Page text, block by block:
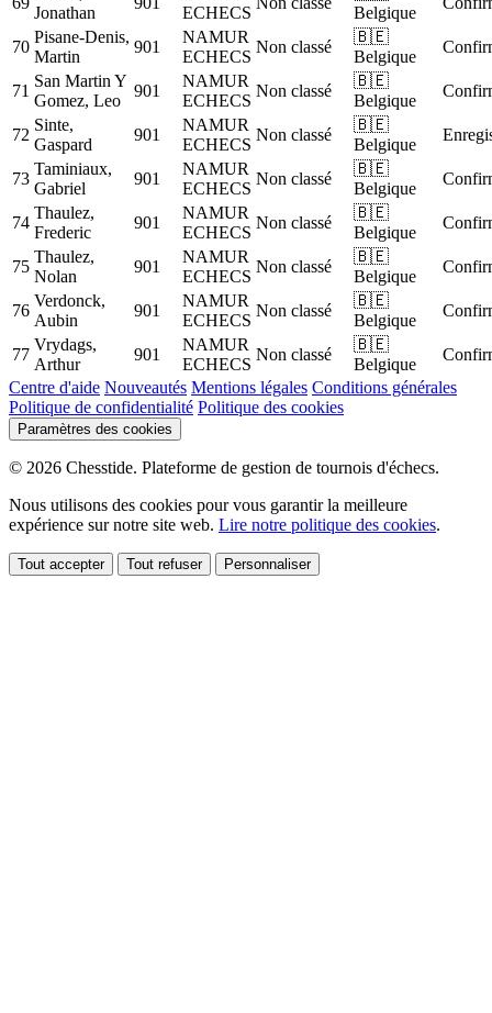
Jonathan
ECHECS
Belgique
70
Pisane-Denis,
Martin
901
NAMUR
ECHECS
Non classé
🇧🇪
Belgique
71
San Martin Y
Gomez, Leo
901
NAMUR
ECHECS
Non classé
🇧🇪
Belgique
72
Sinte,
Gaspard
901
NAMUR
ECHECS
Non classé
🇧🇪
Belgique
73
Taminiaux,
Gabriel
901
NAMUR
ECHECS
Non classé
🇧🇪
Belgique
74
Thaulez,
Frederic
901
NAMUR
ECHECS
Non classé
🇧🇪
Belgique
75
Thaulez,
Nolan
901
NAMUR
ECHECS
Non classé
🇧🇪
Belgique
76
Verdonck,
Aubin
901
NAMUR
ECHECS
Non classé
🇧🇪
Belgique
77
Vrydags,
Arthur
901
NAMUR
ECHECS
Non classé
🇧🇪
Belgique
Centre d'aide Nouveautés Mentions légales Conditions générales
Politique de confidentialité Politique des cookies
Paramètres des cookies
© 2026 Chesstide. Plateforme de gestion de tournois d'échecs.
Nous utilisons des cookies pour vous garantir la meilleure
expérience sur notre site web. Lire notre politique des cookies.
Tout accepter Tout refuser Personnaliser